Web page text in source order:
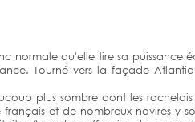
normale qu'elle tire sa puissance
Tourné vers la façade
plus sombre dont les
et de nombreux navires y